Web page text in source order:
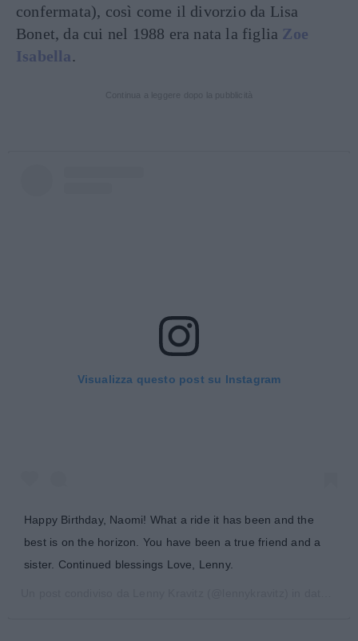
confermata), così come il divorzio da Lisa
Bonet, da cui nel 1988 era nata la figlia Zoe
Isabella.
Visualizza questo post su Instagram
Happy Birthday, Naomi! What a ride it has been and the
best is on the horizon. You have been a true friend and a
sister. Continued blessings Love, Lenny.